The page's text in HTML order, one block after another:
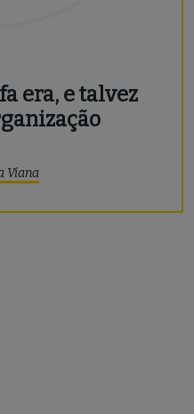
era, e talvez
Viana